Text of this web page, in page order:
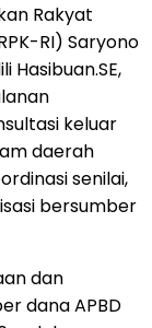
Rakyat
RI) Saryono
Hasibuan.SE,
keluar
daerah
senilai,
bersumber
dan
dana APBD